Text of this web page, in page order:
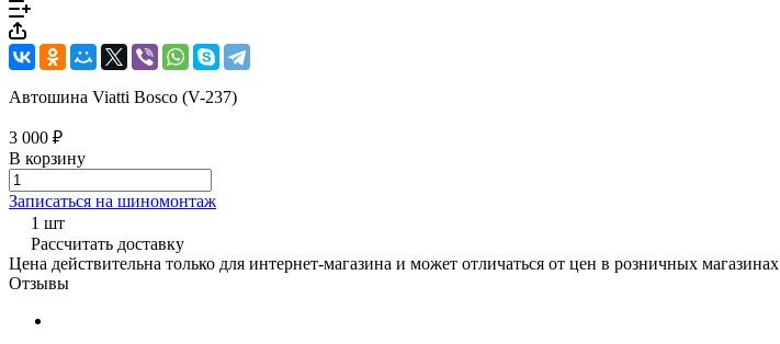
Автошина Viatti Bosco (V-237)
3 000 ₽
В корзину
Записаться на шиномонтаж
1 шт
Рассчитать доставку
Цена действительна только для интернет-магазина и может отличаться от цен в розничных магазинах
Отзывы